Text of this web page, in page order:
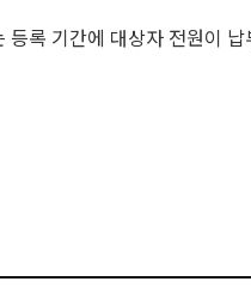
등록 기간에 대상자 전원이